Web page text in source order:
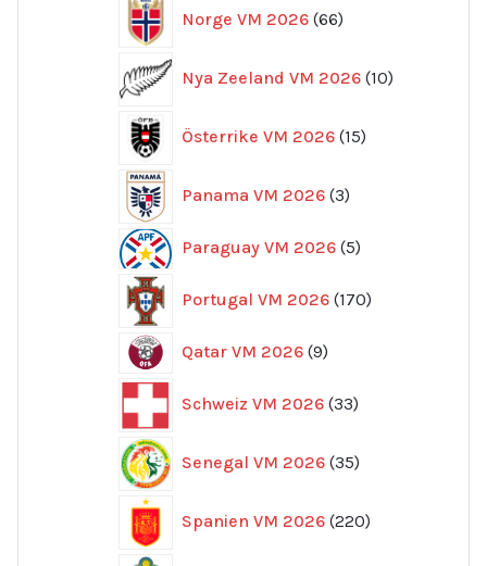
Norge VM 2026 66
produkter
Nya Zeeland VM 2026 10
produkter
Österrike VM 2026 15
produkter
Panama VM 2026 3
produkter
Paraguay VM 2026 55
Portugal VM 2026 170
produkter
Qatar VM 2026 99
Schweiz VM 2026 33
produkter
Senegal VM 2026 35
produkter
Spanien VM 2026 220
produkter